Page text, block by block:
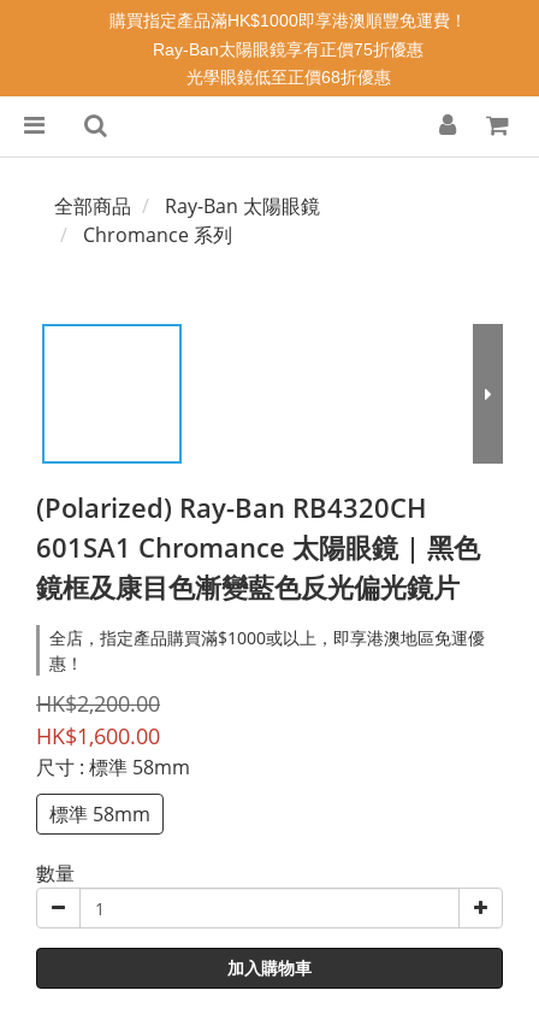
全部商品
Ray-Ban 太陽眼鏡
Chromance 系列
(Polarized) Ray-Ban RB4320CH
601SA1 Chromance 太陽眼鏡 | 黑色
鏡框及康目色漸變藍色反光偏光鏡片
全店，指定產品購買滿$1000或以上，即享港澳地區免運優
惠！
HK$2,200.00
HK$1,600.00
尺寸 : 標準 58mm
標準 58mm
數量
加入購物車
購買指定產品滿HK$1000即享港澳順豐免運費！
Ray-Ban太陽眼鏡享有正價75折優惠
光學眼鏡低至正價68折優惠